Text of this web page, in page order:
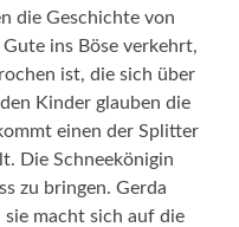
die Geschichte von
ins Böse verkehrt,
ist, die sich über
Kinder glauben die
einen der Splitter
Die Schneekönigin
zu bringen. Gerda
macht sich auf die